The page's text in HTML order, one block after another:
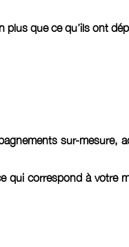
plus que ce qu’ils ont
sur-mesure,
qui correspond à votre